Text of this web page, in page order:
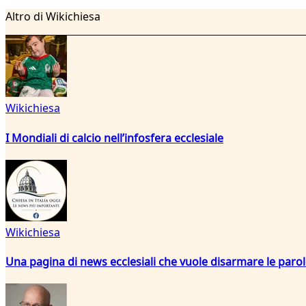
Altro di Wikichiesa
Wikichiesa
I Mondiali di calcio nell’infosfera ecclesiale
Wikichiesa
Una pagina di news ecclesiali che vuole disarmare le